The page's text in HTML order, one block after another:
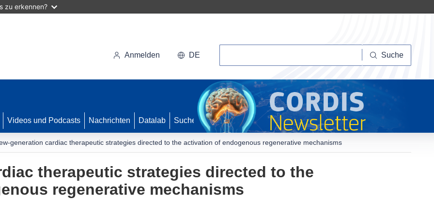
zu erkennen?
Anmelden DE Suche
Videos und Podcasts Nachrichten Datalab Suche
generation cardiac therapeutic strategies directed to the activation of endogenous regenerative mechanisms
therapeutic strategies directed to the
regenerative mechanisms